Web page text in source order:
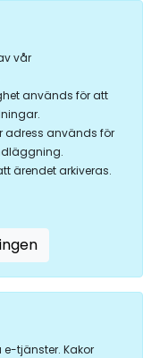
vår
används för att
adress används för
ärendet arkiveras.
tjänster. Kakor